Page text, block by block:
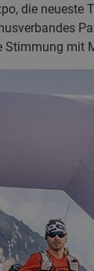
die
mit